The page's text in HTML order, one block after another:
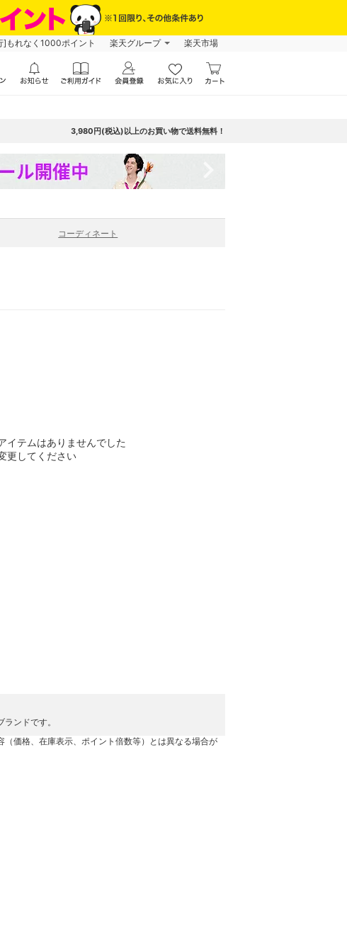
]もれなく1000ポイント 楽天グループ 楽天市場
3,980円(税込)以上のお買い物で送料無料！
コーディネート
イテムはありませんでした
更してください
ンドです。
価格、在庫表示、ポイント倍数等）とは異なる場合が